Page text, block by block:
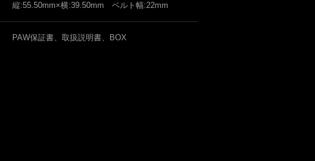
縦:55.50mm×横:39.50mm ベルト幅:22mm
PAW保証書、取扱説明書、BOX